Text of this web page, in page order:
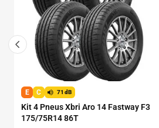
E C 71dB
Kit 4 Pneus Xbri Aro 14 Fastway F3
175/75R14 86T